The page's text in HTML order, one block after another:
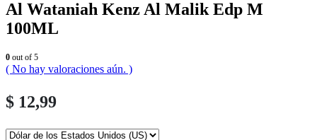
Al Wataniah Kenz Al Malik Edp M
100ML
0 out of 5
( No hay valoraciones aún. )
$ 12,99